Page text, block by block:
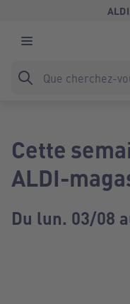
Cette
ALDI-
Du lun. 03/08